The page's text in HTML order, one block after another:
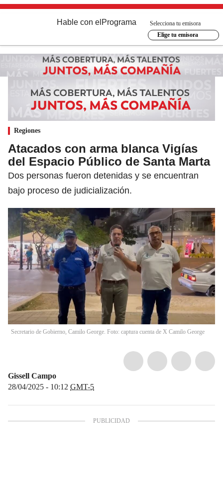
Hable con el Programa
Selecciona tu emisora
Elige tu emisora
Regiones
Atacados con arma blanca Vigías
del Espacio Público de Santa Marta
Dos personas fueron detenidas y se encuentran
bajo proceso de judicialización.
Secretario de Gobierno, Camilo George. Foto: captura cuenta de X Camilo George
Gissell Campo
28/04/2025 - 10:12 GMT-5